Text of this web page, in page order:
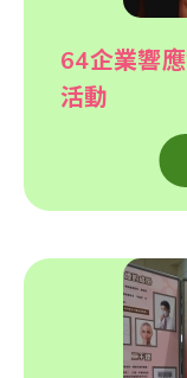
64企業響
活動